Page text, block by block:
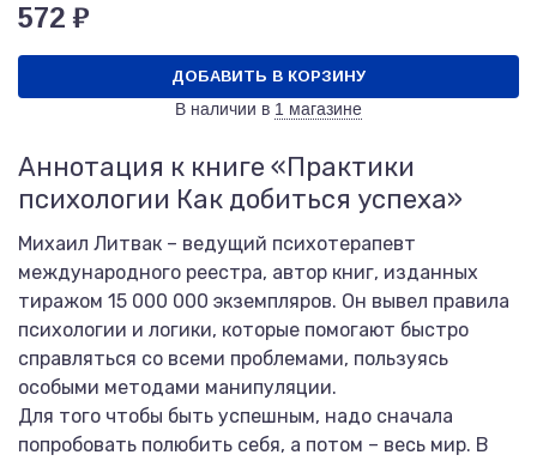
572 ₽
ДОБАВИТЬ В КОРЗИНУ
В наличии в 1 магазине
Аннотация к книге «Практики
психологии Как добиться успеха»
Михаил Литвак – ведущий психотерапевт
международного реестра, автор книг, изданных
тиражом 15 000 000 экземпляров. Он вывел правила
психологии и логики, которые помогают быстро
справляться со всеми проблемами, пользуясь
особыми методами манипуляции.
Для того чтобы быть успешным, надо сначала
попробовать полюбить себя, а потом – весь мир. В